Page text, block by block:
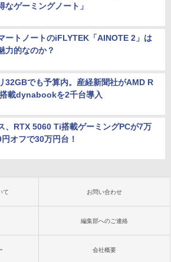
なゲーミングノート」
ートノートのiFLYTEK「AINOTE 2」は
力的なのか？
32GBでも予算内。産経新聞社がAMD R
載dynabookを2千台導入
、RTX 5060 Ti搭載ゲーミングPCが7万
オフで30万円台！
て お問い合わせ
編集部へのご連絡
会社概要